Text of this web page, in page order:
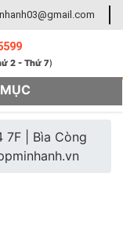
2 - Thứ 7)
7F | Bìa Còng